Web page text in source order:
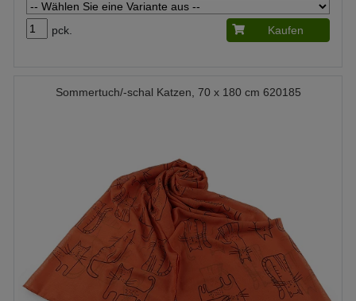
pck. Kaufen
Sommertuch/-schal Katzen, 70 x 180 cm 620185